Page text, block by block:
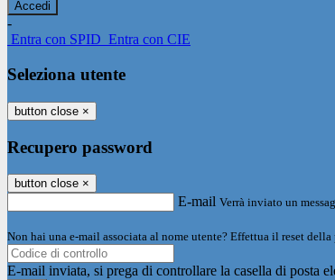
-
Entra con SPID Entra con CIE
Seleziona utente
button close ×
Recupero password
button close ×
E-mail Verrà inviato un
Non hai una e-mail associata al nome utente? Effettua il reset della
E-mail inviata, si prega di controllare la casella di posta